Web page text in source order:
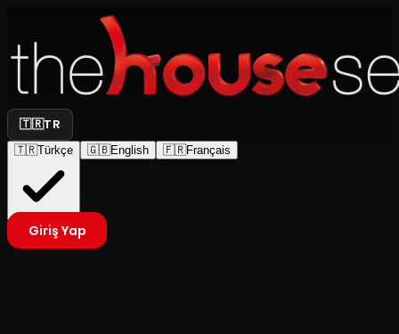
🇹🇷TR
🇹🇷Türkçe 🇬🇧English 🇫🇷Français
Giriş Yap